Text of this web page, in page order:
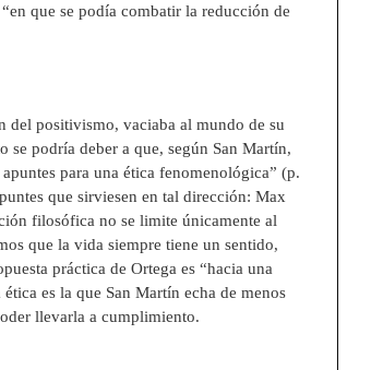
que se podía combatir la reducción de
del positivismo, vaciaba al mundo de su
podría deber a que, según San Martín,
para una ética fenomenológica” (p.
que sirviesen en tal dirección: Max
filosófica no se limite únicamente al
que la vida siempre tiene un sentido,
práctica de Ortega es “hacia una
es la que San Martín echa de menos
llevarla a cumplimiento.